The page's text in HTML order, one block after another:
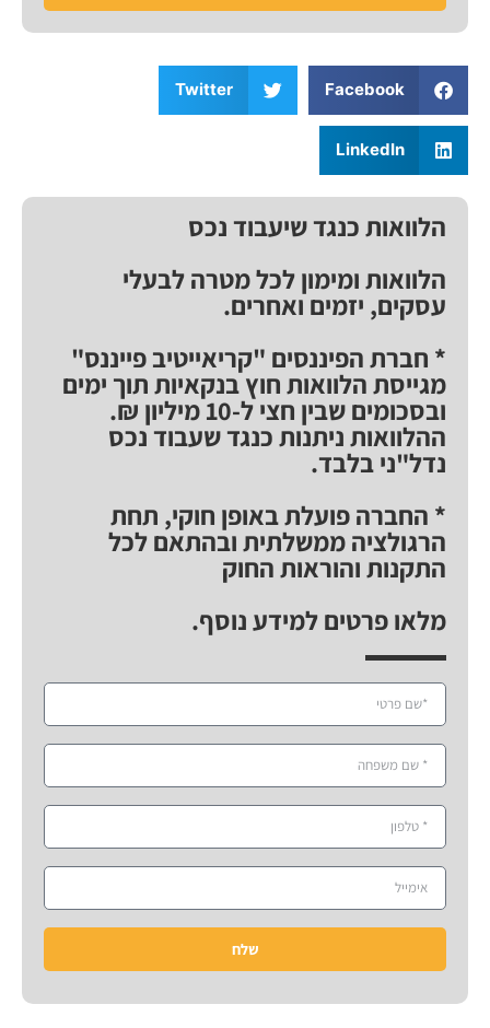
Facebook
Twitter
LinkedIn
הלוואות כנגד שיעבוד נכס
הלוואות ומימון לכל מטרה לבעלי
עסקים, יזמים ואחרים.
* חברת הפיננסים "קריאייטיב פייננס"
מגייסת הלוואות חוץ בנקאיות תוך ימים
ובסכומים שבין חצי ל-10 מיליון ₪.
ההלוואות ניתנות כנגד שעבוד נכס
נדל"ני בלבד.
* החברה פועלת באופן חוקי, תחת
הרגולציה ממשלתית ובהתאם לכל
התקנות והוראות החוק
מלאו פרטים למידע נוסף.
שלח